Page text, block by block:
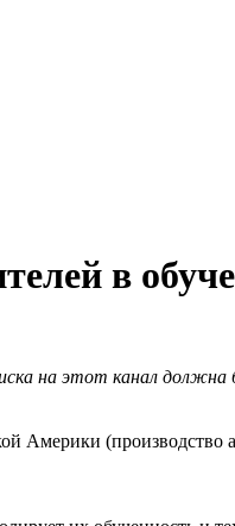
в
на этот канал
Америки (производство